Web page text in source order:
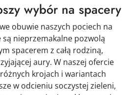
wybór na spacery
obuwie naszych pociech na
są nieprzemakalne pozwolą
spacerem z całą rodziną,
aury. W naszej ofercie
krojach i wariantach
w odcieniu soczystej zieleni,